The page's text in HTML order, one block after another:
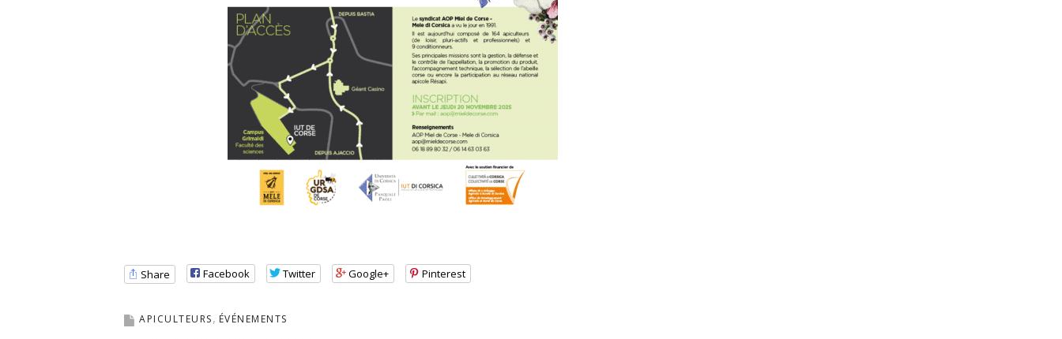
Share Facebook Twitter Google+ Pinterest
APICULTEURS ÉVÉNEMENTS